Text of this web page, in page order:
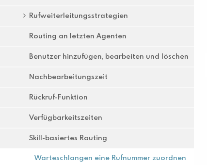
Rufweiterleitungsstrategien
Routing an letzten Agenten
Benutzer hinzufügen, bearbeiten und löschen
Nachbearbeitungszeit
Rückruf-Funktion
Verfügbarkeitszeiten
Skill-basiertes Routing
Warteschlangen eine Rufnummer zuordnen